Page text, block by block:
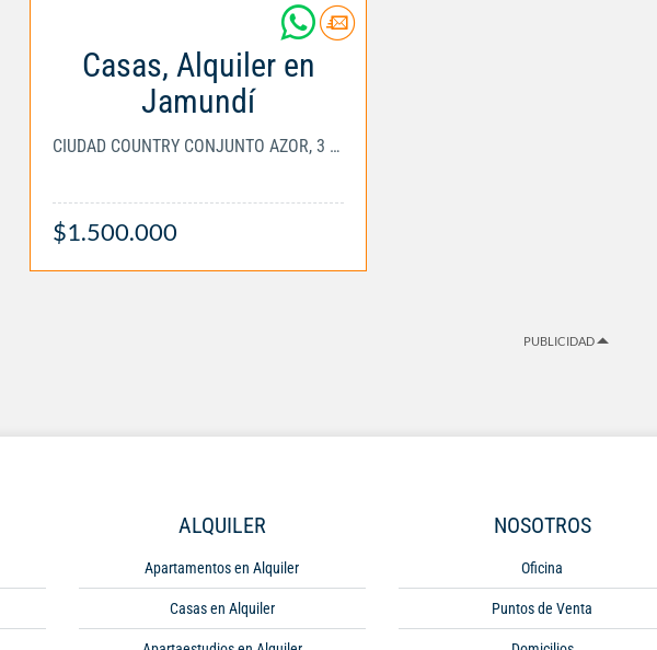
Casas, Alquiler en
Jamundí
CIUDAD COUNTRY CONJUNTO AZOR, 3 alcobas, 3...
$1.500.000
PUBLICIDAD
ALQUILER
Apartamentos en Alquiler
Casas en Alquiler
NOSOTROS
Oficina
Puntos de Venta